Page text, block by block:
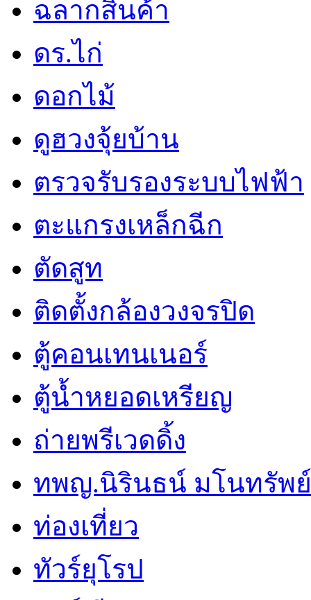
ฉลากสินค้า
ดร.ไก่
ดอกไม้
ดูฮวงจุ้ยบ้าน
ตรวจรับรองระบบไฟฟ้า
ตะแกรงเหล็กฉีก
ตัดสูท
ติดตั้งกล้องวงจรปิด
ตู้คอนเทนเนอร์
ตู้น้ำหยอดเหรียญ
ถ่ายพรีเวดดิ้ง
ทพญ.นิรินธน์ มโนทรัพ
ท่องเที่ยว
ทัวร์ยุโรป